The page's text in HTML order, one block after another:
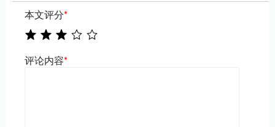
本文评分*
评论内容*